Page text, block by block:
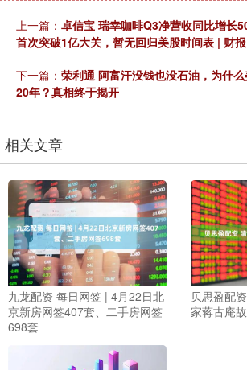
上一篇： 卓信宝 瑞幸咖啡Q3净营收同比增长
首次突破1亿大关，暂无回归美股时间表 | 财
下一篇： 荣利通 阿富汗没钱也没石油，为什
20年？真相终于揭开
相关文章
九龙配资 每日网签 | 4月22日北
京新房网签407套、二手房网签
698套
贝思盈配
家蒋古庵